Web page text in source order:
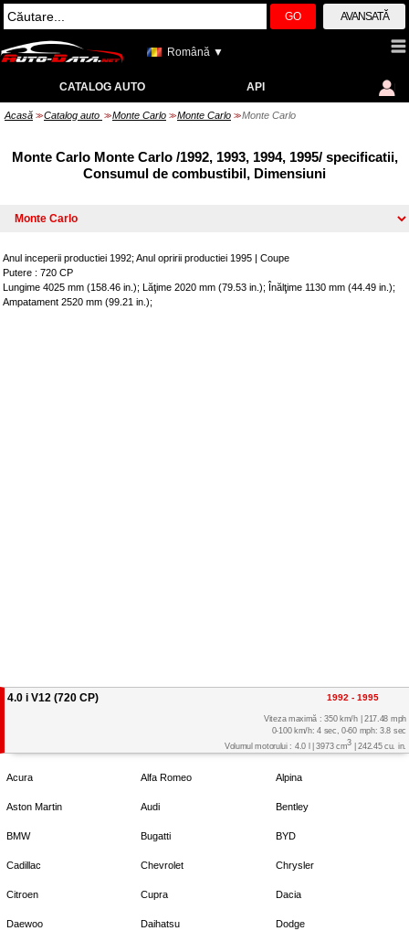
GO AVANSATĂ
Română ▼
CATALOG AUTO API
Acasă >> Catalog auto >> Monte Carlo >> Monte Carlo >> Monte Carlo
Monte Carlo Monte Carlo /1992, 1993, 1994, 1995/ specificatii,
Consumul de combustibil, Dimensiuni
Anul inceperii productiei 1992; Anul opririi productiei 1995 | Coupe
Putere : 720 CP
Lungime 4025 mm (158.46 in.); Lăţime 2020 mm (79.53 in.); Înălţime 1130 mm (44.49 in.);
Ampatament 2520 mm (99.21 in.);
4.0 i V12 (720 CP) 1992 - 1995
Viteza maximă : 350 km/h | 217.48 mph
0-100 km/h: 4 sec, 0-60 mph: 3.8 sec
Volumul motorului : 4.0 l | 3973 cm3 | 242.45 cu. in.
Acura Alfa Romeo Alpina
Aston Martin Audi Bentley
BMW Bugatti BYD
Cadillac Chevrolet Chrysler
Citroen Cupra Dacia
Daewoo Daihatsu Dodge